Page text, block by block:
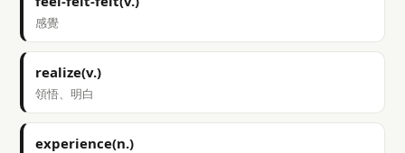
感覺
realize(v.)
領悟、明白
experience(n.)